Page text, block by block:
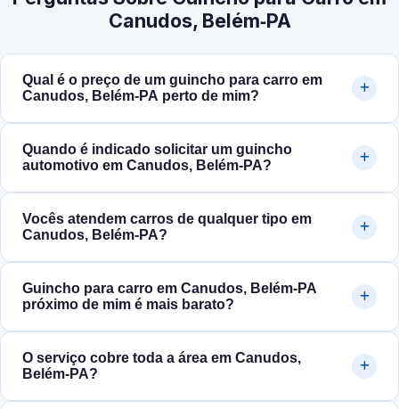
Canudos, Belém‑PA
Qual é o preço de um guincho para carro em
Canudos, Belém‑PA perto de mim?
Quando é indicado solicitar um guincho
automotivo em Canudos, Belém‑PA?
Vocês atendem carros de qualquer tipo em
Canudos, Belém‑PA?
Guincho para carro em Canudos, Belém‑PA
próximo de mim é mais barato?
O serviço cobre toda a área em Canudos,
Belém‑PA?